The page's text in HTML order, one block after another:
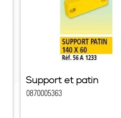
Support et patin
0870005363